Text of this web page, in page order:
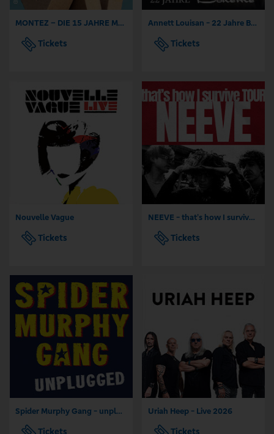
MONTEZ – DIE 15 JAHRE MONTEZ – TOUR
Tickets
Annett Louisan - 22 Jahre Bohème - Das Jubiläumskonzert
Tickets
Nouvelle Vague
Tickets
NEEVE - that’s how I survive - Tour 2026
Tickets
Spider Murphy Gang - unplugged
Tickets
Uriah Heep - Live 2026
Tickets